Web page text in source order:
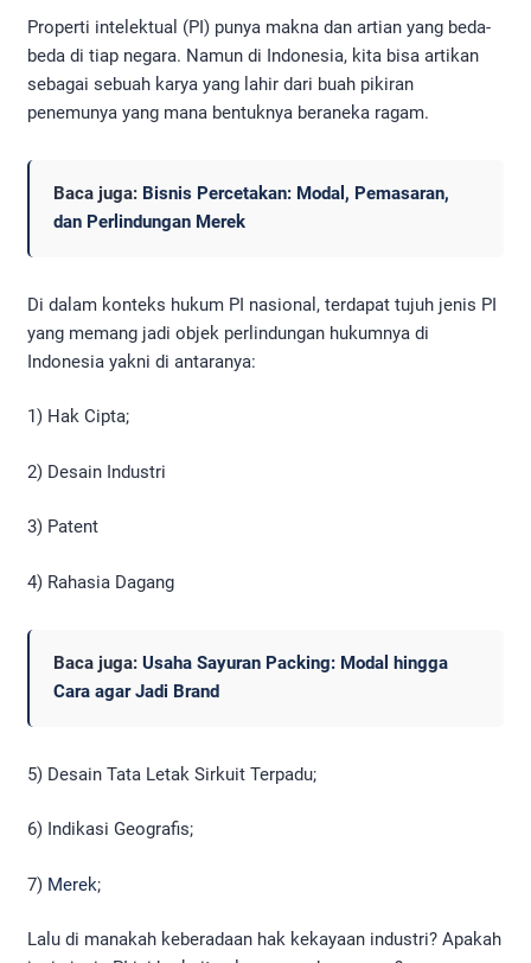
Properti intelektual (PI) punya makna dan artian yang beda-
beda di tiap negara. Namun di Indonesia, kita bisa artikan
sebagai sebuah karya yang lahir dari buah pikiran
penemunya yang mana bentuknya beraneka ragam.
Baca juga: Bisnis Percetakan: Modal, Pemasaran,
dan Perlindungan Merek
Di dalam konteks hukum PI nasional, terdapat tujuh jenis PI
yang memang jadi objek perlindungan hukumnya di
Indonesia yakni di antaranya:
1) Hak Cipta;
2) Desain Industri
3) Patent
4) Rahasia Dagang
Baca juga: Usaha Sayuran Packing: Modal hingga
Cara agar Jadi Brand
5) Desain Tata Letak Sirkuit Terpadu;
6) Indikasi Geografis;
7) Merek;
Lalu di manakah keberadaan hak kekayaan industri? Apakah